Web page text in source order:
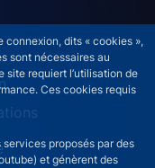
connexion, dits « cookies »,
sont nécessaires au
site requiert l’utilisation de
Ces cookies requis
proposés par des
et génèrent des